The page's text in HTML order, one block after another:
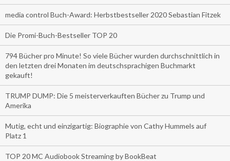
media control Buch-Award: Herbstbestseller 2020 Sebastian Fitzek
Die Promi-Buch-Bestseller TOP 20
794 Bücher pro Minute! So viele Bücher wurden durchschnittlich in
den letzten drei Monaten im deutschsprachigen Buchmarkt
gekauft!
TRUMP DUMP: Die 5 meisterverkauften Bücher zu Trump und
Amerika
Mutig, echt und einzigartig: Biographie von Cathy Hummels auf
Platz 1
TOP 20 MC Audiobook Streaming by BookBeat